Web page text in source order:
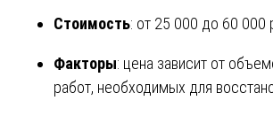
Стоимость: от 25 000 до 60 000
Факторы: цена зависит от
работ, необходимых для